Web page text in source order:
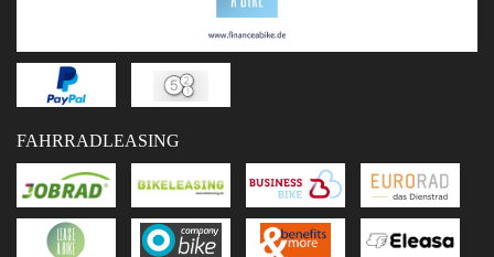
FAHRRADLEASING